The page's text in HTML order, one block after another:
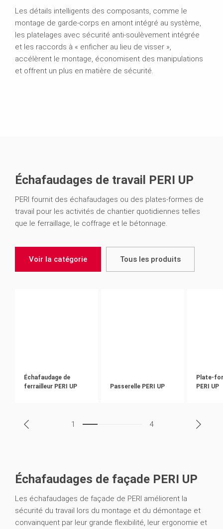
Les détails intelligents des composants, comme le
montage de garde-corps en amont intégré au système,
les platelages avec sécurité anti-soulèvement intégrée
et les raccords à « enficher au lieu de visser »,
accélèrent le montage, économisent des manipulations
et offrent un plus en matière de sécurité.
Échafaudages de travail PERI UP
PERI fournit des échafaudages ou des plates-formes de
travail pour les activités de chantier quotidiennes telles
que le ferraillage, le coffrage et le bétonnage.
Voir la catégorie Tous les produits
Échafaudage de
ferrailleur PERI UP
Passerelle PERI UP
Plate-
PERI UP
1 4
Échafaudages de façade PERI UP
Les échafaudages de façade de PERI améliorent la
sécurité du travail lors du montage et du démontage et
convainquent par leur grande flexibilité, leur ergonomie et